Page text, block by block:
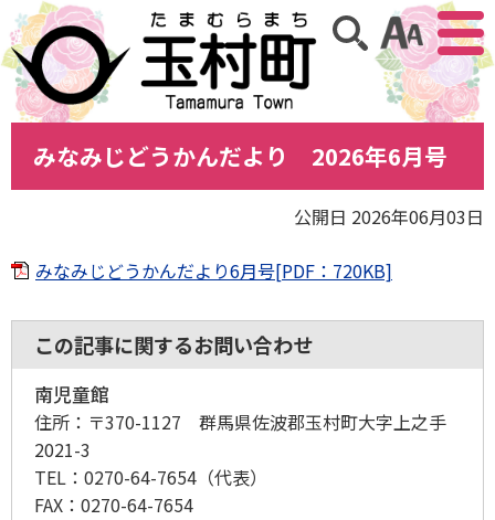
アクセ
サイト内検索
みなみじどうかんだより 2026年6月号
公開日 2026年06月03日
みなみじどうかんだより6月号[PDF：720KB]
この記事に関するお問い合わせ
南児童館
住所： 〒370-1127 群馬県佐波郡玉村町大字上之手
2021-3
TEL： 0270-64-7654 （代表）
FAX： 0270-64-7654